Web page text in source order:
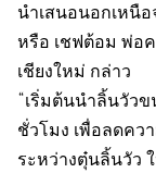
นำเสนอนอกเหนื
หรือ เชฟต้อม พ่อ
เชียงใหม่ กล่าว
“เริ่มต้นนำลิ้นวัว
ชั่วโมง เพื่อลดคว
ระหว่างตุ๋นลิ้นวัว